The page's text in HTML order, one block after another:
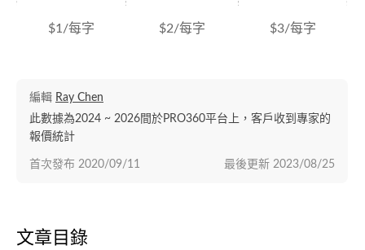
$1/每字 $2/每字 $3/每字
編輯 Ray Chen
此數據為2024 ~ 2026間於PRO360平台上，客戶收到專家的
報價統計
最後更新 2023/08/25
首次發布 2020/09/11
文章目錄